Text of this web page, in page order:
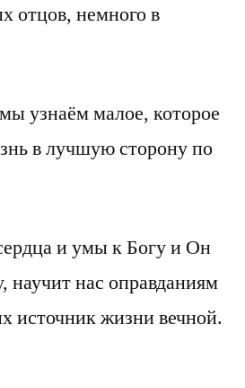
отцов, немного в
узнаём малое, которое
в лучшую сторону по
и умы к Богу и Он
научит нас оправданиям
источник жизни вечной.